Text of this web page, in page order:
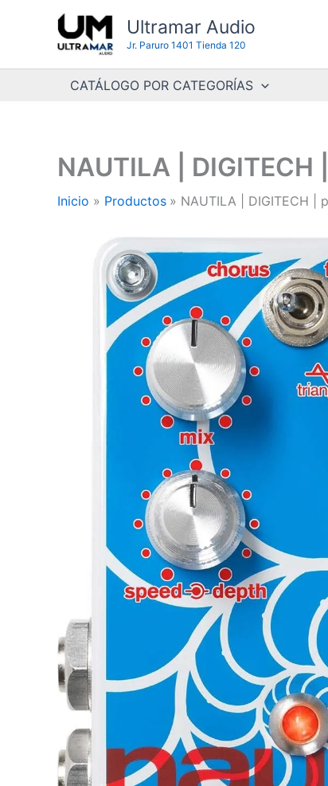
contenido
Ultramar Audio
Jr. Paruro 1401 Tienda 120
CATÁLOGO POR CATEGORÍAS
NAUTILA | DIGITECH
Inicio Productos NAUTILA | DIGITECH |